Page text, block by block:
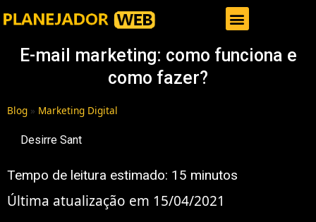
E-mail marketing: como funciona e
como fazer?
Blog » Marketing Digital
Desirre Sant
Tempo de leitura estimado: 15 minutos
Última atualização em 15/04/2021